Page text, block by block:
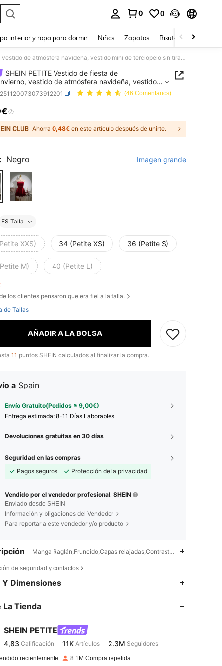
0 0
interior y ropa para dormir Niños Zapatos Bisutería Y
SHEIN PETITE Vestido de fiesta de otoño/invierno, vestido de atmósfera navideña, vestido mini de terciopelo sin tirantes con falda de doble capa, para mujeres de talla pequeña
SHEIN PETITE Vestido de fiesta de
vestido de atmósfera navideña, vestido
terciopelo sin tirantes con falda de doble capa,
de talla pequeña
(46 Comentarios)
AND AVAILABILITY
Ahorra 0,48€ en este artículo después de unirte.
Negro Imagen grande
ES Talla
XXS) 34 (Petite XS) 36 (Petite S)
M) 40 (Petite L)
de los clientes pensaron que era fiel a la talla.
de Tallas
AÑADIR A LA BOLSA
11 puntos SHEIN calculados al finalizar la compra.
a Spain
Envío Gratuito(Pedidos ≥ 9,00€)
Entrega estimada: 8-11 Días Laborables
Devoluciones gratuitas en 30 días
Seguridad en las compras
Pagos seguros
Protección de la privacidad
Vendido por el vendedor profesional: SHEIN
Enviado desde SHEIN
Información y bligaciones del Vendedor
Para reportar a este vendedor y/o producto
Manga Raglán,Fruncido,Capas relajadas,Contraste
de seguridad y contactos
Y Dimensiones
La Tienda
SHEIN PETITE
4,83
4,83 11KArtículos
e***npagadoHace 1 día
recientemente 8.1M Compra repetida